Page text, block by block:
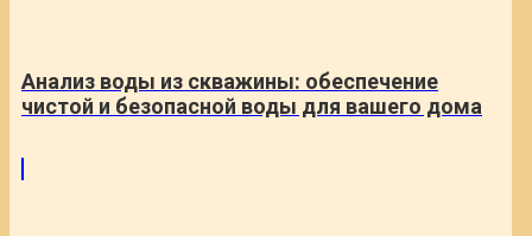
Анализ воды из скважины: обеспечение
чистой и безопасной воды для вашего дома